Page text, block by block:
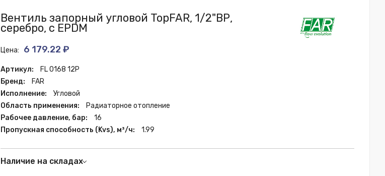
Вентиль запорный угловой TopFAR, 1/2"ВР,
серебро, с EPDM
Цена: 6 179.22 ₽
Артикул:
FL 0168 12P
Бренд:
FAR
Исполнение:
Угловой
Область применения:
Радиаторное отопление
Рабочее давление, бар:
16
Пропускная способность (Kvs), м³/ч:
1.99
Наличие на складах